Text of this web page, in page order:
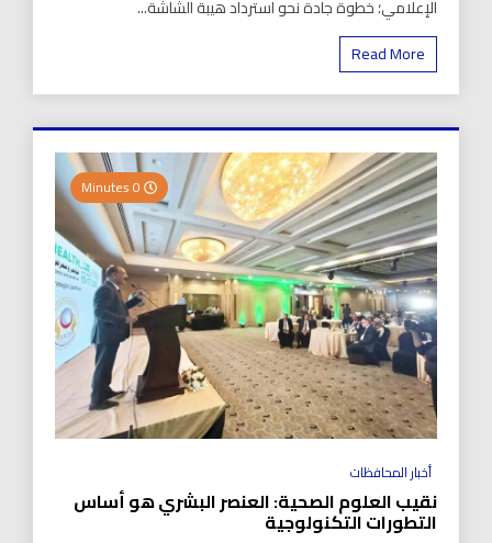
الإعلامي؛ خطوة جادة نحو استرداد هيبة الشاشة...
Read More
أخبار المحافظات
نقيب العلوم الصحية: العنصر البشري هو أساس
التطورات التكنولوجية